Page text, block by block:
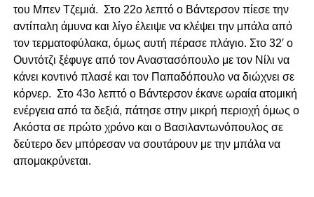
του Μπεν Τζεμιά. Στο 22ο λεπτό ο Βάντερσον πίεσε την
αντίπαλη άμυνα και λίγο έλειψε να κλέψει την μπάλα από
τον τερματοφύλακα, όμως αυτή πέρασε πλάγιο. Στο 32′ ο
Ουντότζι ξέφυγε από τον Αναστασόπουλο με τον Νίλι να
κάνει κοντινό πλασέ και τον Παπαδόπουλο να διώχνει σε
κόρνερ. Στο 43ο λεπτό ο Βάντερσον έκανε ωραία ατομική
ενέργεια από τα δεξιά, πάτησε στην μικρή περιοχή όμως ο
Ακόστα σε πρώτο χρόνο και ο Βασιλαντωνόπουλος σε
δεύτερο δεν μπόρεσαν να σουτάρουν με την μπάλα να
απομακρύνεται.